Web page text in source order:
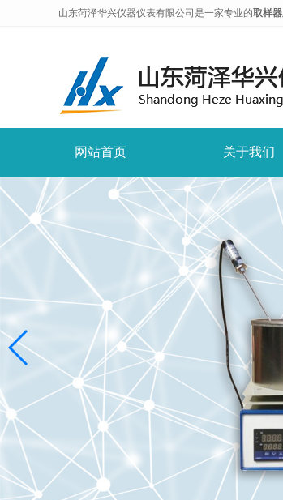
山东菏泽华兴仪器仪表有限公司是一家专业的取样
网站首页 关于我们